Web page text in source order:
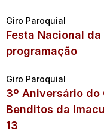
Giro Paroquial
Festa Nacional
programação
Giro Paroquial
3º Aniversário do
Benditos da
13